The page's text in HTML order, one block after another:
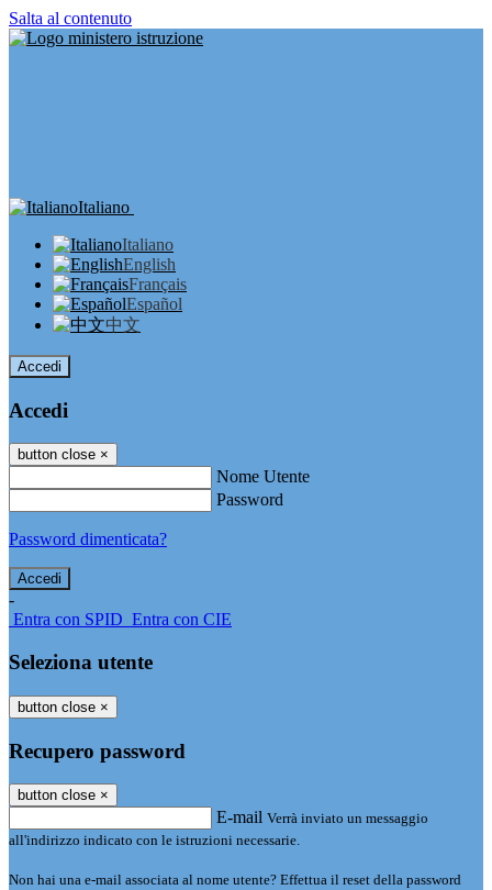
Salta al contenuto
Italiano
Italiano
English
Français
Español
中文
Accedi
Accedi
button close ×
Nome Utente
Password
Password dimenticata?
-
Entra con SPID Entra con CIE
Seleziona utente
button close ×
Recupero password
button close ×
E-mail Verrà inviato un messaggio
all'indirizzo indicato con le istruzioni necessarie.
Non hai una e-mail associata al nome utente? Effettua il reset della password